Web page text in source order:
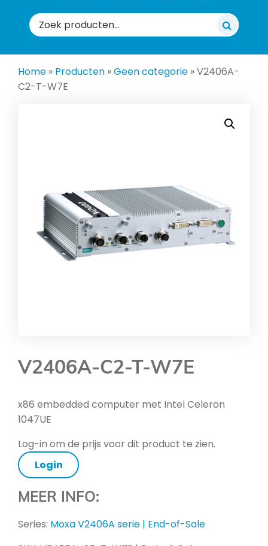
Zoeken
naar:
Home » Producten »Geen categorie »V2406A-
C2-T-W7E
V2406A-C2-T-W7E
x86 embedded computer met Intel Celeron
1047UE
Log-in om de prijs voor dit product te zien.
Login
MEER INFO:
Series: Moxa V2406A serie | End-of-Sale